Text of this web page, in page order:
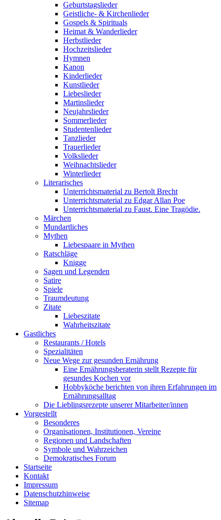
Geburtstagslieder
Geistliche- & Kirchenlieder
Gospels & Spirituals
Heimat & Wanderlieder
Herbstlieder
Hochzeitslieder
Hymnen
Kanon
Kinderlieder
Kunstlieder
Liebeslieder
Martinslieder
Neujahrslieder
Sommerlieder
Studentenlieder
Tanzlieder
Trauerlieder
Volkslieder
Weihnachtslieder
Winterlieder
Literarisches
Unterrichtsmaterial zu Bertolt Brecht
Unterrichtsmaterial zu Edgar Allan Poe
Unterrichtsmaterial zu Faust. Eine Tragödie.
Märchen
Mundartliches
Mythen
Liebespaare in Mythen
Ratschläge
Knigge
Sagen und Legenden
Satire
Spiele
Traumdeutung
Zitate
Liebeszitate
Wahrheitszitate
Gastliches
Restaurants / Hotels
Spezialitäten
Neue Wege zur gesunden Ernährung
Eine Ernährungsberaterin stellt Rezepte für
gesundes Kochen vor
Hobbyköche berichten von ihren Erfahrungen im
Ernährungsalltag
Die Lieblingsrezepte unserer Mitarbeiter/innen
Vorgestellt
Besonderes
Organisationen, Institutionen, Vereine
Regionen und Landschaften
Symbole und Wahrzeichen
Demokratisches Forum
Startseite
Kontakt
Impressum
Datenschutzhinweise
Sitemap